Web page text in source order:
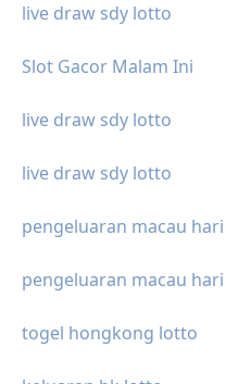
live draw sdy lotto
Slot Gacor Malam Ini
live draw sdy lotto
live draw sdy lotto
pengeluaran macau
pengeluaran macau
togel hongkong lotto